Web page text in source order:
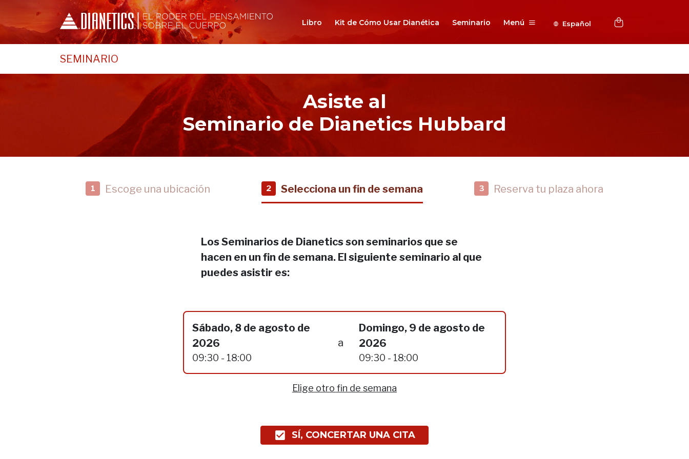
Libro Kit de Cómo Usar Dianética Seminario Menú Español
SEMINARIO
Asiste al
Seminario de Dianetics Hubbard
1 Escoge una ubicación 2 Selecciona un fin de semana 3 Reserva tu plaza ahora
Los Seminarios de Dianetics son seminarios que se
hacen en un fin de semana. El siguiente seminario al que
puedes asistir es:
Sábado, 8 de agosto de
2026
09:30 - 18:00
a
Domingo, 9 de agosto de
2026
09:30 - 18:00
Elige otro fin de semana
SÍ, CONCERTAR UNA CITA